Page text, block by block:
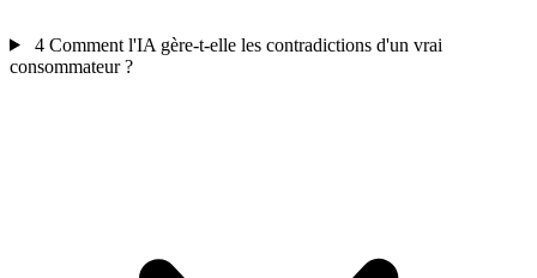
4 Comment l'IA gère-t-elle les contradictions d'un vrai
consommateur ?